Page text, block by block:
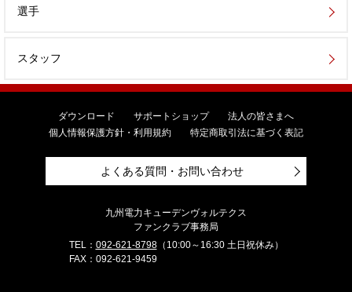
選手
スタッフ
ダウンロード サポートショップ
法人の皆さまへ
個人情報保護方針・利用規約
特定商取引法に基づく表記
よくある質問・お問い合わせ
九州電力キューデンヴォルテクス
ファンクラブ事務局
TEL： 092-621-8798（10:00～16:30 土日祝休み）
FAX：092-621-9459